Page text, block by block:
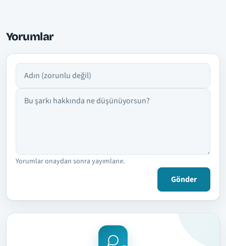
Yorumlar
Adın
Yorumun
Yorumlar onaydan sonra yayımlanır.
Gönder